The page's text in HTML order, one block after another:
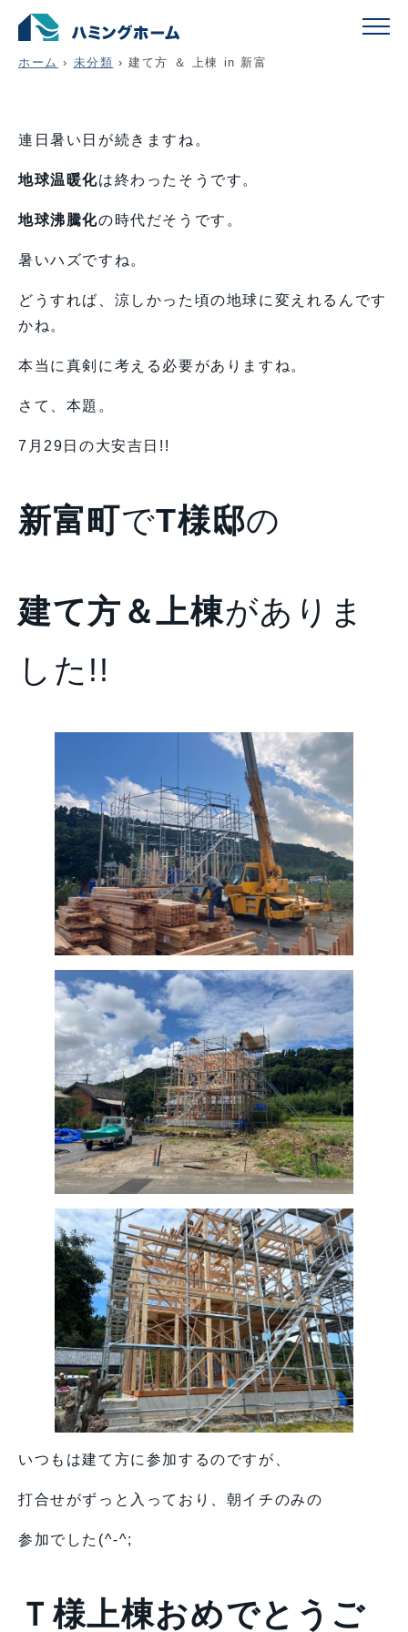
建て方 ＆ 上棟 in 新富
ホーム › 未分類 › 建て方 ＆ 上棟 in 新富
連日暑い日が続きますね。
地球温暖化は終わったそうです。
地球沸騰化の時代だそうです。
暑いハズですね。
どうすれば、涼しかった頃の地球に変えれるんです
かね。
本当に真剣に考える必要がありますね。
さて、本題。
7月29日の大安吉日!!
新富町でT様邸の
建て方＆上棟がありま
した!!
いつもは建て方に参加するのですが、
打合せがずっと入っており、朝イチのみの
参加でした(^-^;
Ｔ様上棟おめでとうご